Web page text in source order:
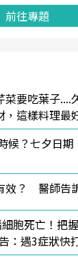
前往專題
菜要吃葉子....
，這樣料理最
候？七夕日
效？ 醫師告
胞死亡！把
：遇3症狀快